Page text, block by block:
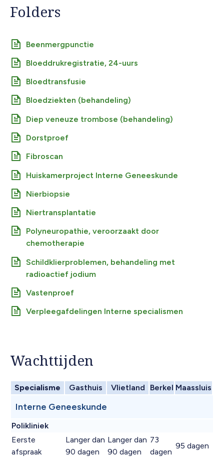
Folders
Beenmergpunctie
Bloeddrukregistratie, 24-uurs
Bloedtransfusie
Bloedziekten (behandeling)
Diep veneuze trombose (behandeling)
Dorstproef
Fibroscan
Huiskamerproject Interne Geneeskunde
Nierbiopsie
Niertransplantatie
Polyneuropathie, veroorzaakt door
chemotherapie
Schildklierproblemen, behandeling met
radioactief jodium
Vastenproef
Verpleegafdelingen Interne specialismen
Wachttijden
Specialisme Gasthuis Vlietland Berkel Maassluis
Interne Geneeskunde
Polikliniek
Eerste
afspraak
Langer dan
90 dagen
Langer dan
90 dagen
73
dagen
95 dagen